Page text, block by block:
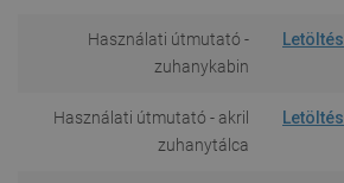
Használati útmutató -
zuhanykabin
Letöltés
Használati útmutató - akril
zuhanytálca
Letöltés